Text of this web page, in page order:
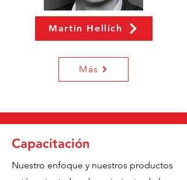
Martin Hellich
Más
Capacitación
Nuestro enfoque y nuestros productos